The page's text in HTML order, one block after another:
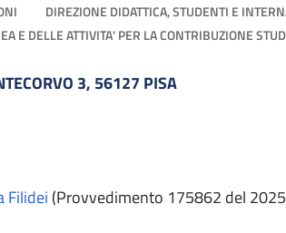
DIREZIONE DIDATTICA, STUDENTI E
E DELLE ATTIVITA' PER LA CONTRIBUZIONE
3, 56127 PISA
Filidei (Provvedimento 175862 del